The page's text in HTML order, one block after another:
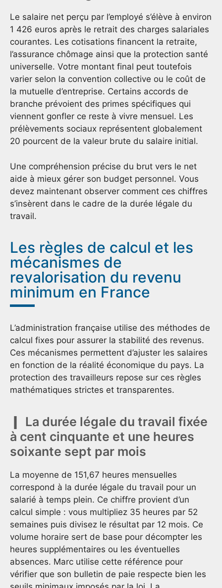
Le salaire net perçu par l’employé s’élève à environ
1 426 euros après le retrait des charges salariales
courantes. Les cotisations financent la retraite,
l’assurance chômage ainsi que la protection santé
universelle. Votre montant final peut toutefois
varier selon la convention collective ou le coût de
la mutuelle d’entreprise. Certains accords de
branche prévoient des primes spécifiques qui
viennent gonfler ce reste à vivre mensuel. Les
prélèvements sociaux représentent globalement
20 pourcent de la valeur brute du salaire initial.
Une compréhension précise du brut vers le net
aide à mieux gérer son budget personnel. Vous
devez maintenant observer comment ces chiffres
s’insèrent dans le cadre de la durée légale du
travail.
Les règles de calcul et les
mécanismes de
revalorisation du revenu
minimum en France
L’administration française utilise des méthodes de
calcul fixes pour assurer la stabilité des revenus.
Ces mécanismes permettent d’ajuster les salaires
en fonction de la réalité économique du pays. La
protection des travailleurs repose sur ces règles
mathématiques strictes et transparentes.
La durée légale du travail fixée
à cent cinquante et une heures
soixante sept par mois
La moyenne de 151,67 heures mensuelles
correspond à la durée légale du travail pour un
salarié à temps plein. Ce chiffre provient d’un
calcul simple : vous multipliez 35 heures par 52
semaines puis divisez le résultat par 12 mois. Ce
volume horaire sert de base pour décompter les
heures supplémentaires ou les éventuelles
absences. Marc utilise cette référence pour
vérifier que son bulletin de paie respecte bien les